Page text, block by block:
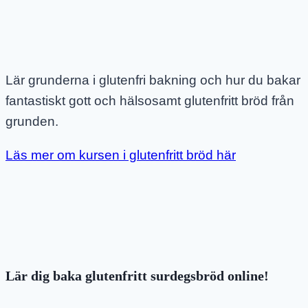
Lär grunderna i glutenfri bakning och hur du bakar
fantastiskt gott och hälsosamt glutenfritt bröd från
grunden.
Läs mer om kursen i glutenfritt bröd här
Lär dig baka glutenfritt surdegsbröd online!